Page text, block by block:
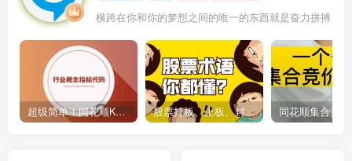
横跨在你和你的梦想之间的唯一的东西就是奋力拼搏
超级简单！同花顺K线界面显示行业概念指标代码图解 股票打板、上板、封板、翘板、炸板是什么意思？炒股你必须懂的暗语！